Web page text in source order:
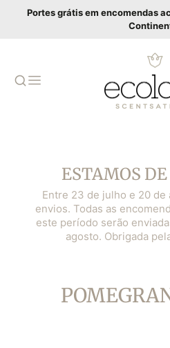
Portes grátis em encomendas
ESTAMOS
Entre 23 de julho e 20 de
envios. Todas as
este período serão
agosto. Obrigada